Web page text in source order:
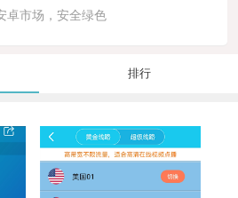
卓市场，安全绿色
排行